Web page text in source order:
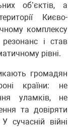
об’єктів, а
Києво-
комплексу
і став
рівні.
громадян
країни: не
уламків, не
та довіряти
сучасній війні